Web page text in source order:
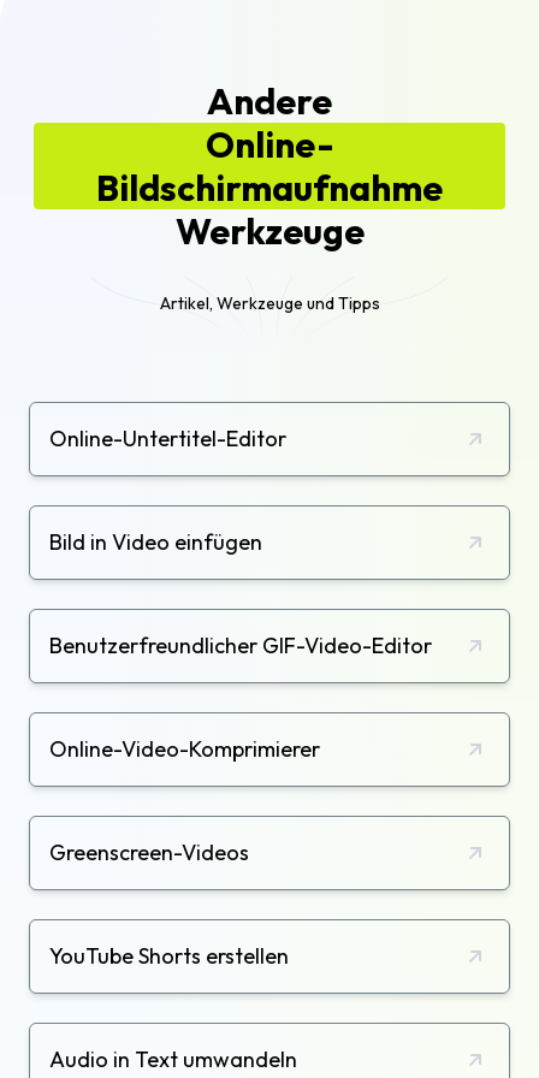
Andere
Online-
Bildschirmaufnahme
Werkzeuge
Artikel, Werkzeuge und Tipps
Online-Untertitel-Editor
Bild in Video einfügen
Benutzerfreundlicher GIF-Video-Editor
Online-Video-Komprimierer
Greenscreen-Videos
YouTube Shorts erstellen
Audio in Text umwandeln